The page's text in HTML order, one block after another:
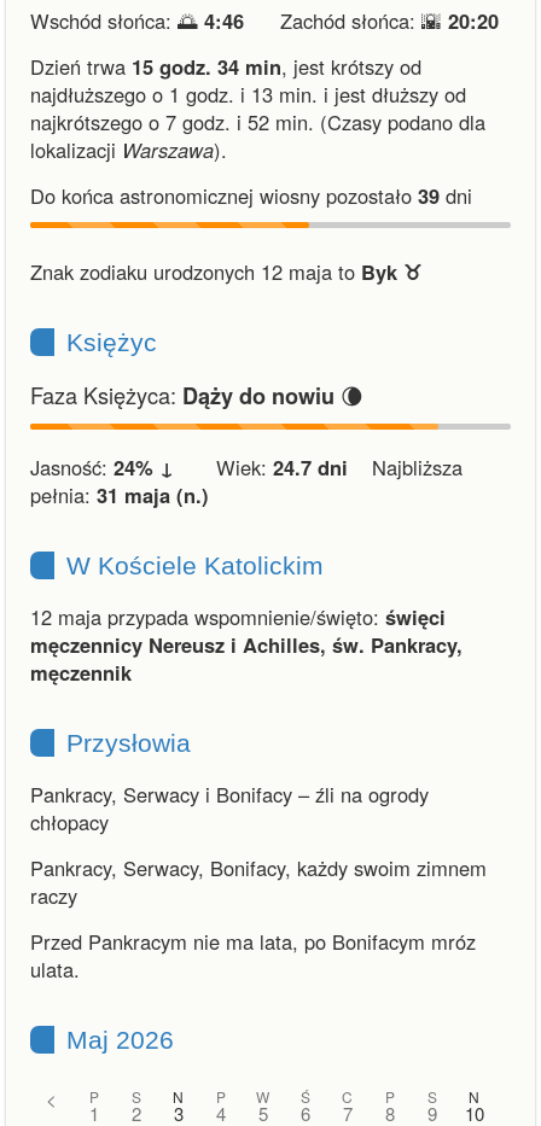
Wschód słońca: 🌅 4:46 Zachód słońca: 🌇 20:20
Dzień trwa 15 godz. 34 min, jest krótszy od
najdłuższego o 1 godz. i 13 min. i jest dłuższy od
najkrótszego o 7 godz. i 52 min. (Czasy podano dla
lokalizacji Warszawa).
Do końca astronomicznej wiosny pozostało 39 dni
Znak zodiaku urodzonych 12 maja to Byk ♉︎
Księżyc
Faza Księżyca: Dąży do nowiu 🌘
Jasność: 24% ↓ Wiek: 24.7 dni Najbliższa
pełnia: 31 maja (n.)
W Kościele Katolickim
12 maja przypada wspomnienie/święto: święci
męczennicy Nereusz i Achilles, św. Pankracy,
męczennik
Przysłowia
Pankracy, Serwacy i Bonifacy – źli na ogrody
chłopacy
Pankracy, Serwacy, Bonifacy, każdy swoim zimnem
raczy
Przed Pankracym nie ma lata, po Bonifacym mróz
ulata.
Maj 2026
< P
1
S
2
N
3
P
4
W
5
Ś
6
C
7
P
8
S
9
N
10